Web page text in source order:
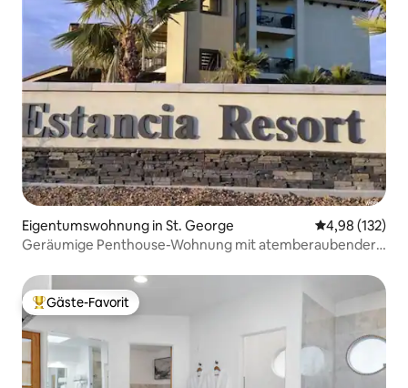
Eigentumswohnung in St. George
4,98 (132)
Geräumige Penthouse-Wohnung mit atemberaubender
Beliebter Gäste-Favorit.
Gäste-Favorit